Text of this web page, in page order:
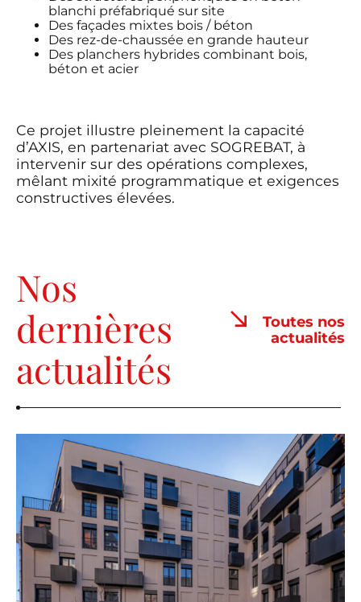
blanchi préfabriqué sur site
Des façades mixtes bois / béton
Des rez-de-chaussée en grande hauteur
Des planchers hybrides combinant bois,
béton et acier
Ce projet illustre pleinement la capacité
d’AXIS, en partenariat avec SOGREBAT, à
intervenir sur des opérations complexes,
mêlant mixité programmatique et exigences
constructives élevées.
Nos
dernières
actualités
Toutes nos
actualités